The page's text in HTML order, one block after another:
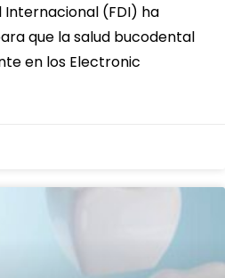
Internacional (FDI) ha
que la salud bucodental
en los Electronic